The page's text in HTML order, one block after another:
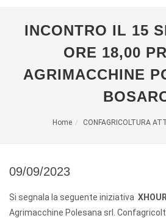
INCONTRO IL 15
ORE 18,00
AGRIMACCHINE
Home CONFAGRICOLTURA
09/09/2023
Si segnala la seguente iniziativa XHOUR
Agrimacchine Polesana srl.